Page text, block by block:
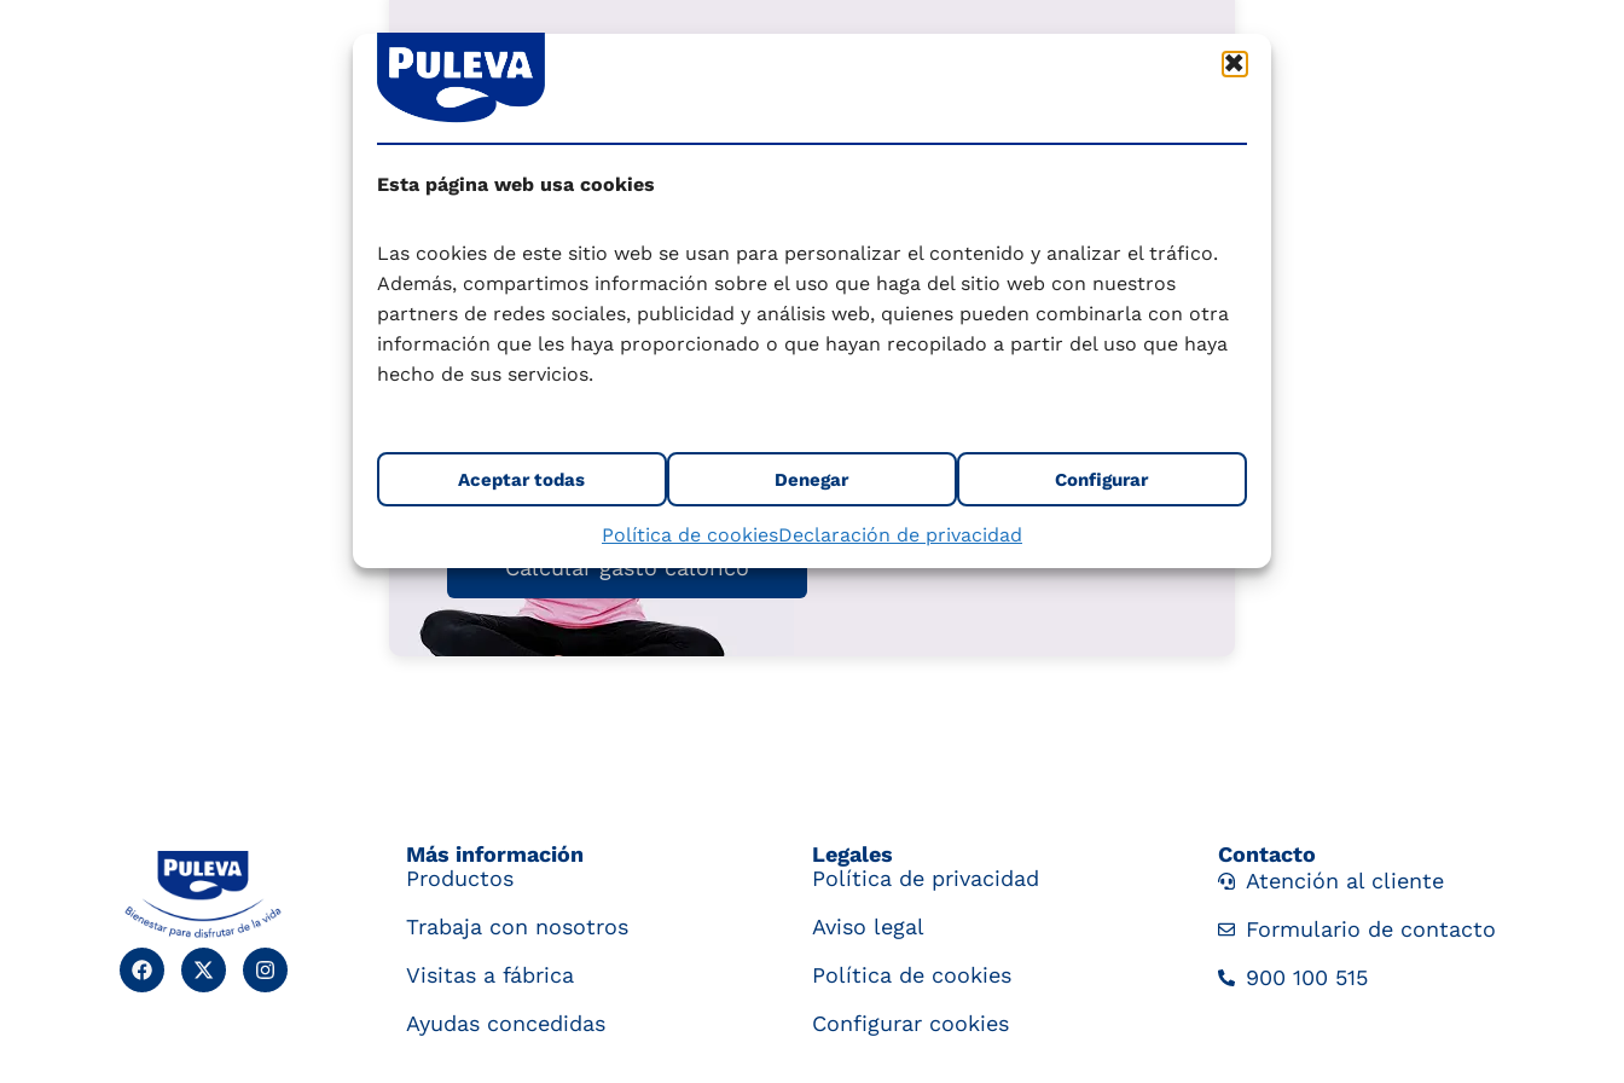
Esta página web usa cookies
Las cookies de este sitio web se usan para personalizar el contenido y analizar el tráfico.
Además, compartimos información sobre el uso que haga del sitio web con nuestros
partners de redes sociales, publicidad y análisis web, quienes pueden combinarla con otra
información que les haya proporcionado o que hayan recopilado a partir del uso que haya
hecho de sus servicios.
Aceptar todas Denegar Configurar
Política de cookiesDeclaración de privacidad
Actividad general
Actividad
Trabajo
Actividad específica
Peso (kg)
Calcular gasto calórico
Más información
Productos
Trabaja con nosotros
Visitas a fábrica
Ayudas concedidas
Legales
Política de privacidad
Aviso legal
Política de cookies
Configurar cookies
Contacto
Atención al cliente
Formulario de contacto
900 100 515